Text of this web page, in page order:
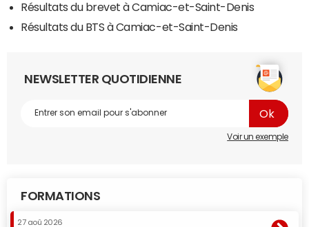
Résultats du brevet à Camiac-et-Saint-Denis
Résultats du BTS à Camiac-et-Saint-Denis
NEWSLETTER QUOTIDIENNE
Voir un exemple
FORMATIONS
27 aoû 2026